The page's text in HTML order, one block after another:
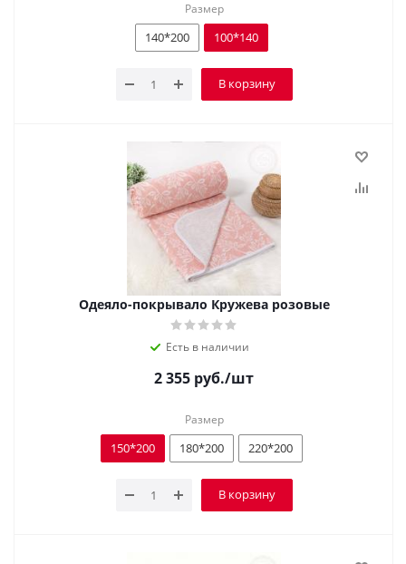
Размер
140*200 100*140
В корзину
Одеяло-покрывало Кружева розовые
Есть в наличии
2 355 руб./шт
Размер
150*200 180*200 220*200
В корзину